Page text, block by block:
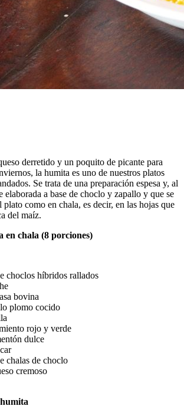
derretido y un poquito de picante para
la humita es uno de nuestros platos
Se trata de una preparación espesa y, al
elaborada a base de choclo y zapallo y que se
plato como en chala, es decir, en las hojas que
del maíz.
en chala (8 porciones)
choclos híbridos rallados
bovina
plomo cocido
rojo y verde
dulce
chalas de choclo
cremoso